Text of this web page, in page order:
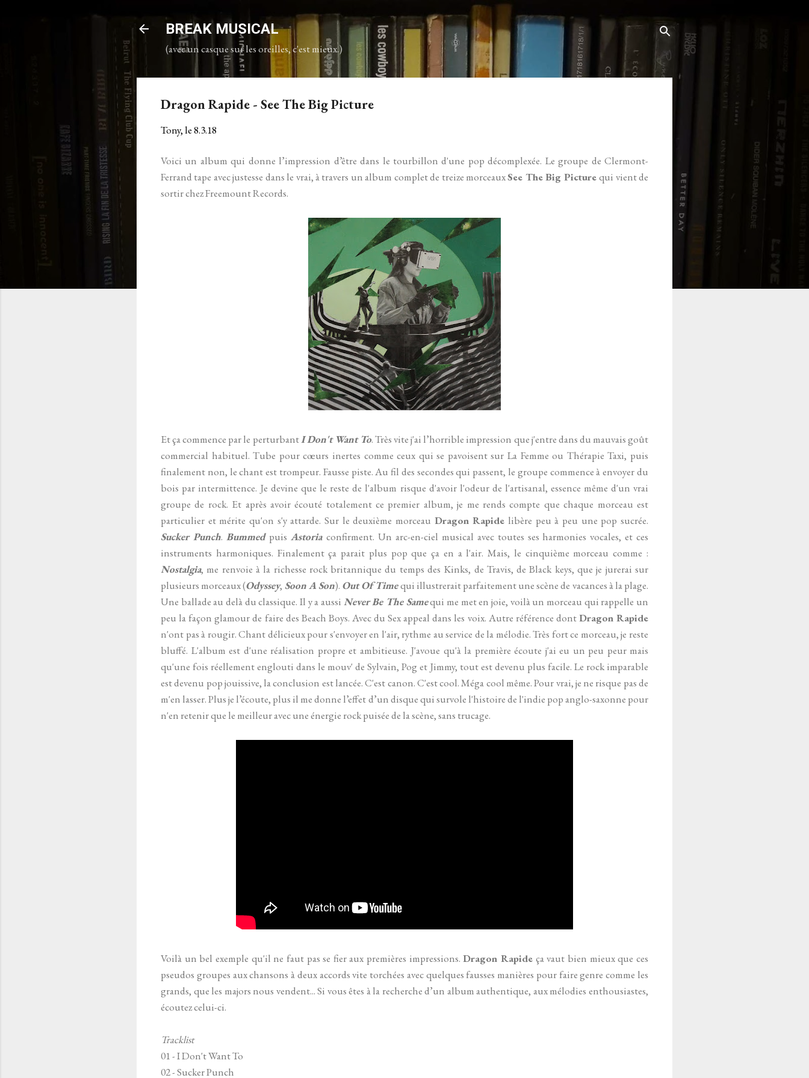
Accéder au contenu principal
BREAK MUSICAL
(avec un casque sur les oreilles, c'est mieux.)
Dragon Rapide - See The Big Picture
Tony, le8.3.18
Voici un album qui donne l’impression d’être dans le tourbillon d'une pop décomplexée. Le groupe de Clermont-
Ferrand tape avec justesse dans le vrai, à travers un album complet de treize morceauxSee The Big Picturequi vient de
sortir chez Freemount Records.
Et ça commence par le perturbantI Don't Want To. Très vite j'ai l’horrible impression que j'entre dans du mauvais goût
commercial habituel. Tube pour cœurs inertes comme ceux qui se pavoisent sur La Femme ou Thérapie Taxi, puis
finalement non, le chant est trompeur. Fausse piste. Au fil des secondes qui passent, le groupe commence à envoyer du
bois par intermittence. Je devine que le reste de l'album risque d'avoir l'odeur de l'artisanal, essence même d'un vrai
groupe de rock. Et après avoir écouté totalement ce premier album, je me rends compte que chaque morceau est
particulier et mérite qu'on s'y attarde. Sur le deuxième morceau Dragon Rapide libère peu à peu une pop sucrée.
Sucker Punch. Bummed puis Astoriaconfirment. Un arc-en-ciel musical avec toutes ses harmonies vocales, et ces
instruments harmoniques. Finalement ça parait plus pop que ça en a l'air. Mais, le cinquième morceau comme :
Nostalgia, me renvoie à la richesse rock britannique du temps des Kinks, de Travis, de Black keys, que je jurerai sur
plusieurs morceaux (Odyssey, Soon A Son). Out Of Timequi illustrerait parfaitement une scène de vacances à la plage.
Une ballade au delà du classique. Il y a aussi Never Be The Samequi me met en joie, voilà un morceau qui rappelle un
peu la façon glamour de faire des Beach Boys. Avec du Sex appeal dans les voix. Autre référence dontDragon Rapide
n'ont pas à rougir. Chant délicieux pour s'envoyer en l'air, rythme au service de la mélodie. Très fort ce morceau, je reste
bluffé. L'album est d'une réalisation propre et ambitieuse. J'avoue qu'à la première écoute j'ai eu un peu peur mais
qu'une fois réellement englouti dans le mouv' de Sylvain, Pog et Jimmy, tout est devenu plus facile. Le rock imparable
est devenu pop jouissive, la conclusion est lancée. C'est canon. C'est cool. Méga cool même. Pour vrai, je ne risque pas de
m'en lasser. Plus je l’écoute, plus il me donne l’effet d’un disque qui survole l'histoire de l'indie pop anglo-saxonne pour
n'en retenir que le meilleur avec une énergie rock puisée de la scène, sans trucage.
Voilà un bel exemple qu'il ne faut pas se fier aux premières impressions.Dragon Rapide ça vaut bien mieux que ces
pseudos groupes aux chansons à deux accords vite torchées avec quelques fausses manières pour faire genre comme les
grands, que les majors nous vendent... Si vous êtes à la recherche d’un album authentique, aux mélodies enthousiastes,
écoutez celui-ci.
Tracklist
01 - I Don't Want To
02 - Sucker Punch